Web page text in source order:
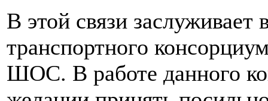
В этой связи заслуживает
транспортного
ШОС. В работе данного